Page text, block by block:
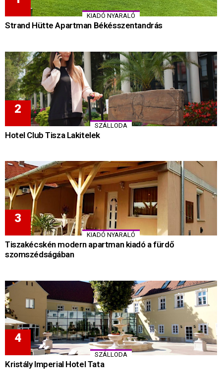
KIADÓ NYARALÓ
Strand Hütte Apartman Békésszentandrás
SZÁLLODA
Hotel Club Tisza Lakitelek
KIADÓ NYARALÓ
Tiszakécskén modern apartman kiadó a fürdő
szomszédságában
SZÁLLODA
Kristály Imperial Hotel Tata